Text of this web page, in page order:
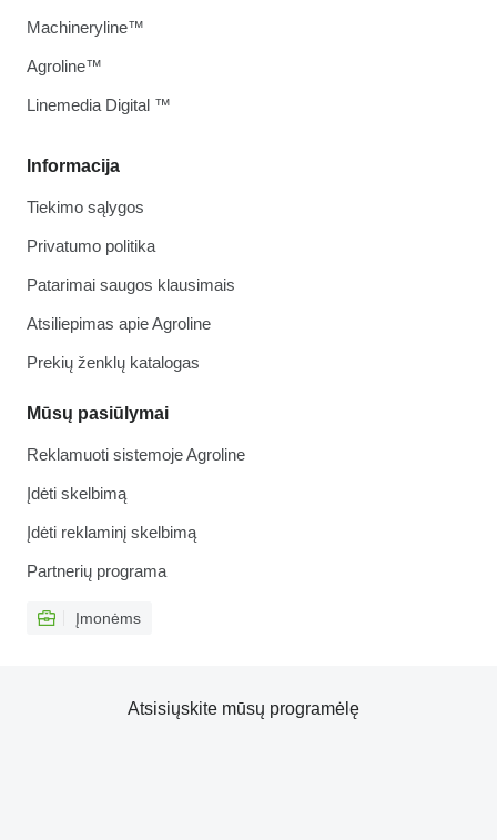
Informacija
Tiekimo sąlygos
Privatumo politika
Patarimai saugos klausimais
Atsiliepimas apie Agroline
Prekių ženklų katalogas
Mūsų pasiūlymai
Reklamuoti sistemoje Agroline
Įdėti skelbimą
Įdėti reklaminį skelbimą
Partnerių programa
Įmonėms
Machineryline™
Agroline™
Linemedia Digital ™
Atsisiųskite mūsų programėlę